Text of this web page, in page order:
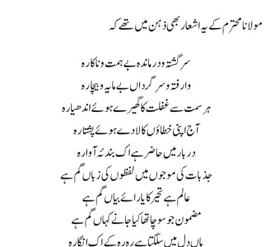
مولانا محترم کے یہ اشعار بھی ذہن میں تھے کہ
سرگشتہ و درماندہ بے ہمت و ناکارہ
وارفتہ و سرگرداں بے مایہ وبیچارہ
ہر سمت سے غفلت کا گھیرے ہوئے اندھیارہ
آج اپنی خطاؤں کا لادے ہوئے پشتارہ
دربار میں حاضر ہے اک بندئہ آوارہ
جذبات کی موجوں میں لفظوں کی زباں گم ہے
عالم ہے تحیر کا یارائے بیاں گم ہے
مضمون جو سوچا تھا کیا جانے کہاں گم ہے
ہاں دل میں سلگتا ہے رہ رہ کے اک انگارہ